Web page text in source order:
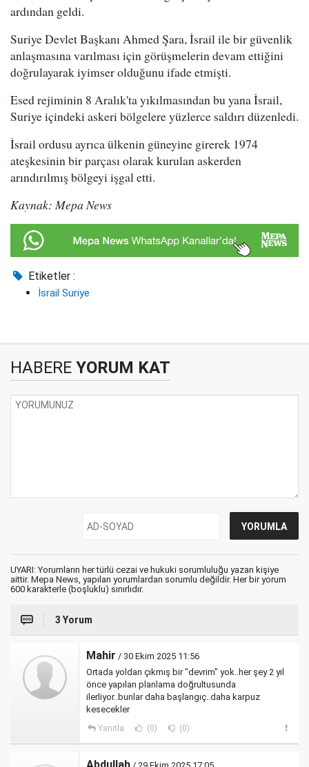
ardından geldi.
Suriye Devlet Başkanı Ahmed Şara, İsrail ile bir güvenlik
anlaşmasına varılması için görüşmelerin devam ettiğini
doğrulayarak iyimser olduğunu ifade etmişti.
Esed rejiminin 8 Aralık'ta yıkılmasından bu yana İsrail,
Suriye içindeki askeri bölgelere yüzlerce saldırı düzenledi.
İsrail ordusu ayrıca ülkenin güneyine girerek 1974
ateşkesinin bir parçası olarak kurulan askerden
arındırılmış bölgeyi işgal etti.
Kaynak: Mepa News
Etiketler :
İsrail Suriye
HABERE YORUM KAT
UYARI: Yorumların her türlü cezai ve hukuki sorumluluğu yazan kişiye
aittir. Mepa News, yapılan yorumlardan sorumlu değildir. Her bir yorum
600 karakterle (boşluklu) sınırlıdır.
3 Yorum
Mahir / 30 Ekim 2025 11:56
Ortada yoldan çıkmış bir "devrim" yok..her şey 2 yıl
önce yapılan planlama doğrultusunda
ilerliyor..bunlar daha başlangıç..daha karpuz
kesecekler
Yanıtla (0) (0)